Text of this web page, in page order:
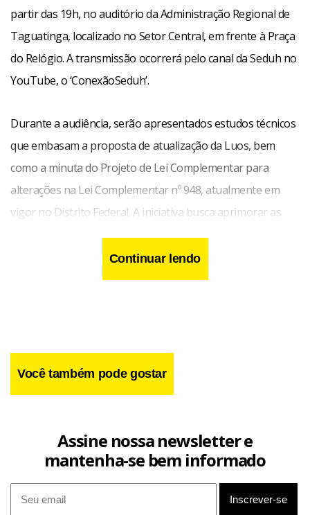
partir das 19h, no auditório da Administração Regional de
Taguatinga, localizado no Setor Central, em frente à Praça
do Relógio. A transmissão ocorrerá pelo canal da Seduh no
YouTube, o ‘ConexãoSeduh’.
Durante a audiência, serão apresentados estudos técnicos
que embasam a proposta de atualização da Luos, bem
como a minuta do Projeto de Lei Complementar para
alterações na Lei Complementar nº 948, atualmente em
vigor no Distrito Federal. A iniciativa busca aprimorar as
regras de uso e ocupação do solo, promovendo maior
dinamismo urbano, organização territorial e estímulo ao
desenvolvimento econômico local, sem comprometer a
Continuar lendo
Você também pode gostar
Assine nossa newsletter e
mantenha-se bem informado